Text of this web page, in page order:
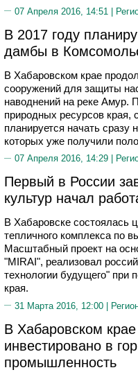
07 Апреля 2016, 14:51 |
В 2017 году
дамбы в
В Хабаровском крае
сооружений для защиты
наводнений на реке Амур.
природных ресурсов края,
планируется начать сразу
которых уже получили
07 Апреля 2016, 14:29 |
Первый в России
культур начал
В Хабаровске состоялась
тепличного комплекса по
Масштабный проект на
"MIRAI", реализовал
технологии будущего" при
края.
31 Марта 2016, 12:00 |
В Хабаровском
инвестировано в
промышленность